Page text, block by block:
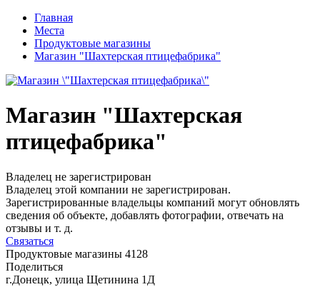
Главная
Места
Продуктовые магазины
Магазин "Шахтерская птицефабрика"
Магазин "Шахтерская
птицефабрика"
Владелец не зарегистрирован
Владелец этой компании не зарегистрирован.
Зарегистрированные владельцы компаний могут обновлять
сведения об объекте, добавлять фотографии, отвечать на
отзывы и т. д.
Связаться
Продуктовые магазины 4128
Поделиться
г.Донецк, улица Щетинина 1Д